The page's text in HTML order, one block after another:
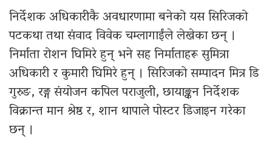
निर्देशक अधिकारीकै अवधारणामा बनेको यस सिरिजको
पटकथा तथा संवाद विवेक चम्लागाईंले लेखेका छन् ।
निर्माता रोशन घिमिरे हुन् भने सह निर्माताहरू सुमित्रा
अधिकारी र कुमारी घिमिरे हुन् । सिरिजको सम्पादन मित्र डि
गुरुङ, रङ्ग संयोजन कपिल पराजुली, छायाङ्कन निर्देशक
विक्रान्त मान श्रेष्ठ र, शान थापाले पोस्टर डिजाइन गरेका
छन् ।